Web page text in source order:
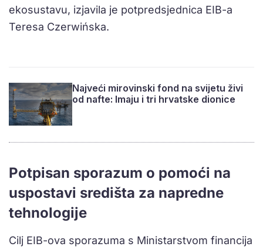
ekosustavu, izjavila je potpredsjednica EIB-a
Teresa Czerwińska.
Najveći mirovinski fond na svijetu živi
od nafte: Imaju i tri hrvatske dionice
Potpisan sporazum o pomoći na
uspostavi središta za napredne
tehnologije
Cilj EIB-ova sporazuma s Ministarstvom financija